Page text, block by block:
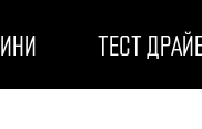
ТЕСТ